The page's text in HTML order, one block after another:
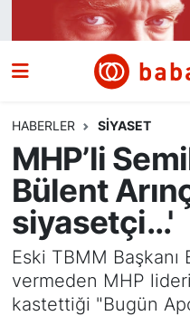
HABERLER SIYASET
MHP’li
Bülent
siyasetçi...'
Eski TBMM Başkanı
vermeden MHP
kastettiği "Bugün
Siyaset
Ekonomi
Dünya
Kültür ve Sanat
Eğitim
Nöbetçi Eczaneler
Hava Durumu
Namaz Vakitleri
Trafik Durumu
Süper Lig Puan
Tüm Manşetler